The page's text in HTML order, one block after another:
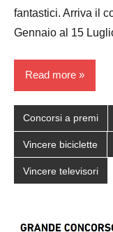
fantastici. Arriva il
Gennaio al 15
Read more
Concorsi a premi
Vincere biciclette
Vincere televisori